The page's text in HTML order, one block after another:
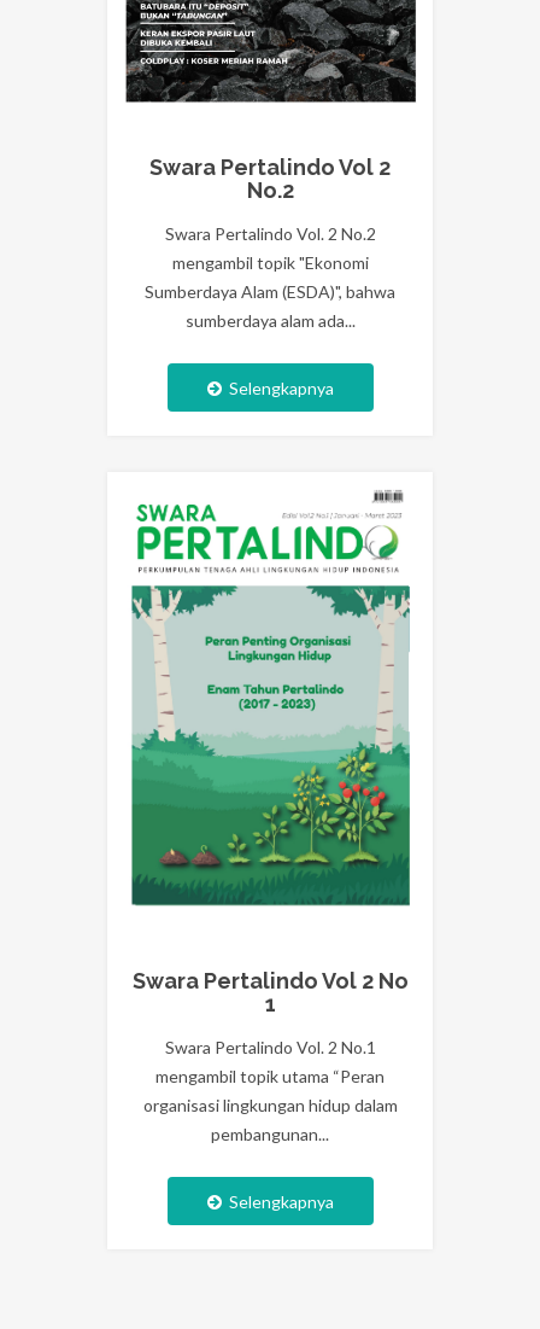
Swara Pertalindo Vol 2
No.2
Swara Pertalindo Vol. 2 No.2
mengambil topik "Ekonomi
Sumberdaya Alam (ESDA)", bahwa
sumberdaya alam ada...
Selengkapnya
Swara Pertalindo Vol 2 No
1
Swara Pertalindo Vol. 2 No.1
mengambil topik utama “Peran
organisasi lingkungan hidup dalam
pembangunan...
Selengkapnya